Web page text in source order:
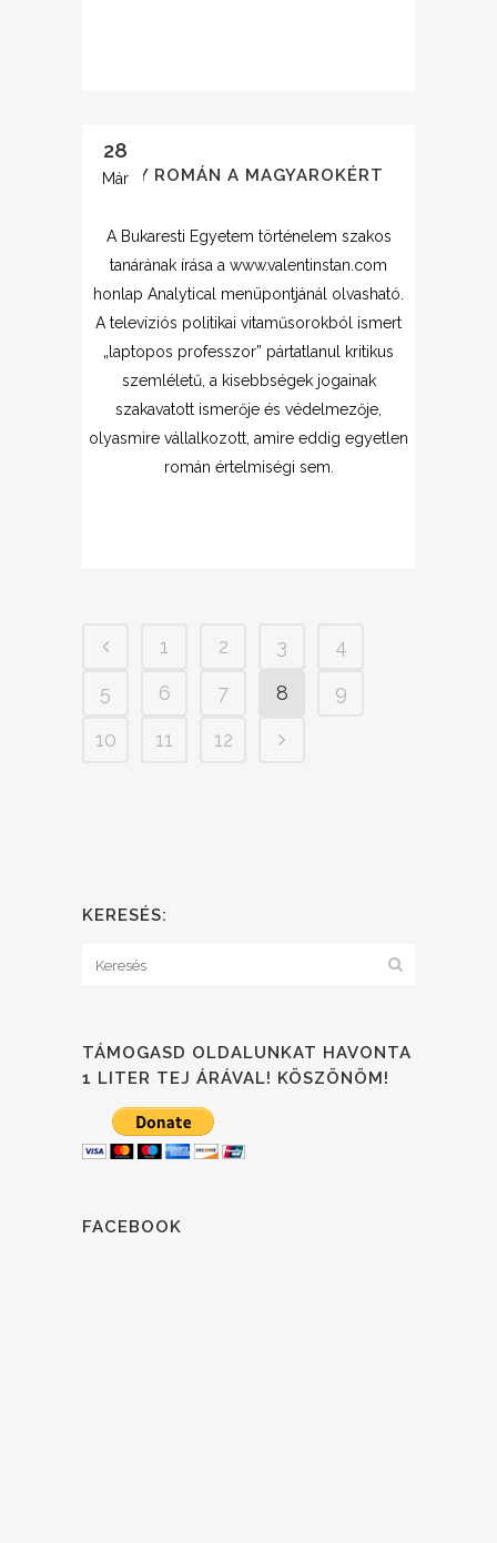
28
Már
EGY ROMÁN A MAGYAROKÉRT
A Bukaresti Egyetem történelem szakos
tanárának írása a www.valentinstan.com
honlap Analytical menüpontjánál olvasható.
A televíziós politikai vitaműsorokból ismert
„laptopos professzor” pártatlanul kritikus
szemléletű, a kisebbségek jogainak
szakavatott ismerője és védelmezője,
olyasmire vállalkozott, amire eddig egyetlen
román értelmiségi sem.
1 2 3
4
5
6 7 8
9
10
11 12
KERESÉS:
TÁMOGASD OLDALUNKAT HAVONTA
1 LITER TEJ ÁRÁVAL! KÖSZÖNÖM!
FACEBOOK